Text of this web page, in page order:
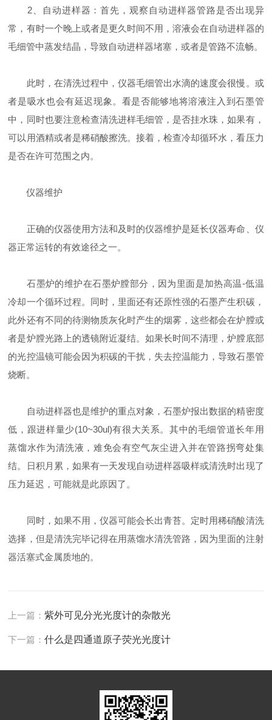
2、自动进样器：首先，观察自动进样器管路是否出现异
常，有时一个晚上或者是更久时间不用，溶液会在自动进样器的
毛细管中蒸发结晶，导致自动进样器堵塞，或者是管路不流畅。
此时，在清洗过程中，仪器毛细管出水滴的速度会很慢。或
者是吸水也会有延迟现象。看是否能够地将溶液注入到石墨管
中，同时也要注意检查清洗进样毛细管，是否挂水珠，如果有，
可以用酒精或者是稀硝酸擦洗。接着，检查冷却循环水，看压力
是否在许可范围之内。
仪器维护
正确的仪器使用方法和及时的仪器维护是延长仪器寿命、仪
器正常运转的有效途径之一。
石墨炉的维护在石墨炉膛部分，因为里面是加热高温-低温
冷却一个循环过程。同时，里面还有还原性强的石墨产生积碳，
此外还有不同的待测物质灰化时产生的烟雾，这些都会在炉膛或
者是炉膛光路上的透镜附近凝结。如果长时间不清理，炉膛底部
的光控温镜可能会因为积碳的干扰，失去控温能力，导致石墨管
烧断。
自动进样器也是维护的重点对象，石墨炉报出数据的精密度
低，跟进样量少(10~30ul)有很大关系。其中的毛细管道长年用
蒸馏水作为清洗液，难免会有空气灰尘进入并在管路拐弯处集
结。日积月累，如果有一天发现自动进样器吸样或清洗时出现了
压力延迟，可能就是此原因了。
同时，如果不用，仪器可能会长出青苔。定时用稀硝酸清洗
选择，但是清洗完毕记得在用蒸馏水清洗管路，因为里面的注射
器活塞式金属质地的。
上一篇：紫外可见分光光度计的杂散光
下一篇：什么是四通道原子荧光光度计